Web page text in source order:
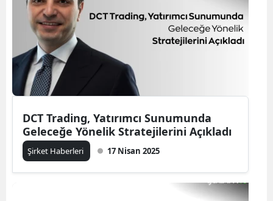
DCT Trading, Yatırımcı Sunumunda
Geleceğe Yönelik Stratejilerini Açıkladı
Şirket Haberleri 17 Nisan 2025